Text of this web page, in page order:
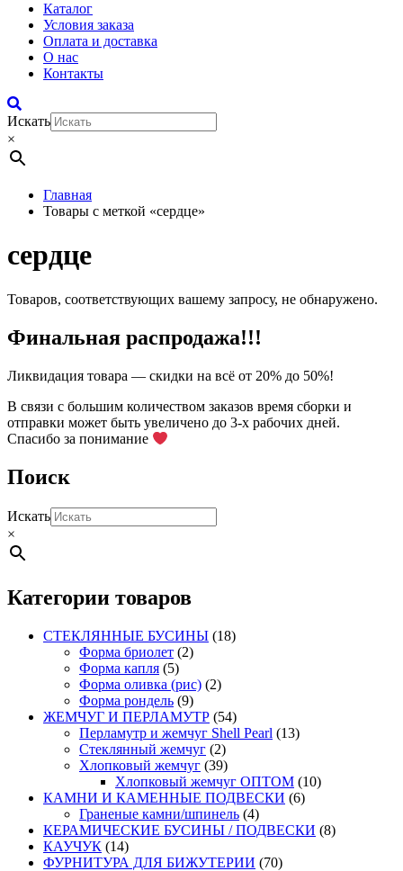
Каталог
Условия заказа
Оплата и доставка
О нас
Контакты
Искать
×
Главная
Товары с меткой «сердце»
сердце
Товаров, соответствующих вашему запросу, не обнаружено.
Финальная распродажа!!!
Ликвидация товара — скидки на всё от 20% до 50%!
В связи с большим количеством заказов время сборки и
отправки может быть увеличено до 3-х рабочих дней.
Спасибо за понимание
Поиск
Искать
×
Категории товаров
СТЕКЛЯННЫЕ БУСИНЫ (18)
Форма бриолет (2)
Форма капля (5)
Форма оливка (рис) (2)
Форма рондель (9)
ЖЕМЧУГ И ПЕРЛАМУТР (54)
Перламутр и жемчуг Shell Pearl (13)
Стеклянный жемчуг (2)
Хлопковый жемчуг (39)
Хлопковый жемчуг ОПТОМ (10)
КАМНИ И КАМЕННЫЕ ПОДВЕСКИ (6)
Граненые камни/шпинель (4)
КЕРАМИЧЕСКИЕ БУСИНЫ / ПОДВЕСКИ (8)
КАУЧУК (14)
ФУРНИТУРА ДЛЯ БИЖУТЕРИИ (70)